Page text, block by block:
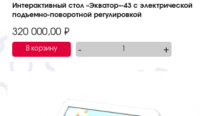
Интерактивный стол «Экватор»-43 с электрической
подъемно-поворотной регулировкой
320 000,00 ₽
В корзину +
-